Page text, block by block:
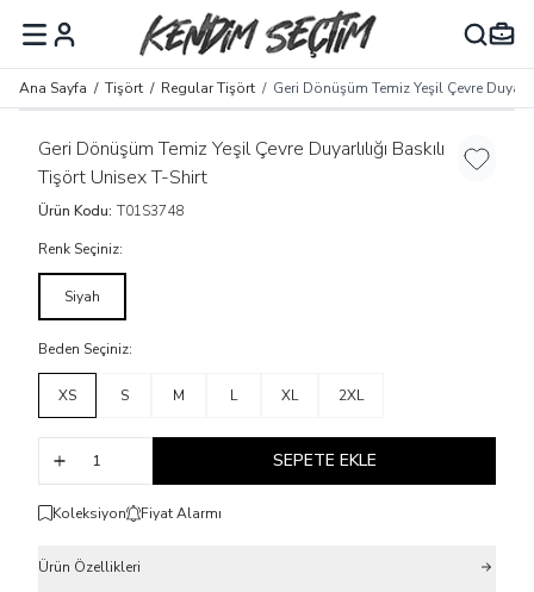
MENÜ
Ana Sayfa / Tişört / Regular Tişört / Geri Dönüşüm Temiz Yeşil Çevre
Geri Dönüşüm Temiz Yeşil Çevre Duyarlılığı Baskılı
Tişört Unisex T-Shirt
Favoriye
Ürün Kodu: T01S3748
Renk Seçiniz:
Siyah
Beden Seçiniz:
XS S M L XL 2XL
SEPETE EKLE
Koleksiyon Fiyat Alarmı
Ürün Özellikleri